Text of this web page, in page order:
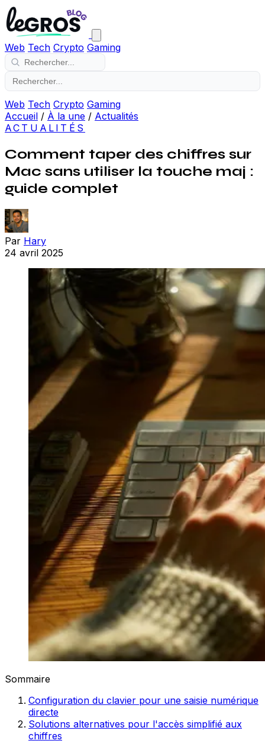
Web Tech Crypto Gaming
Web Tech Crypto Gaming
Accueil / À la une / Actualités
ACTUALITÉS
Comment taper des chiffres sur
Mac sans utiliser la touche maj :
guide complet
Par Hary
24 avril 2025
Sommaire
Configuration du clavier pour une saisie numérique
directe
Solutions alternatives pour l'accès simplifié aux
chiffres